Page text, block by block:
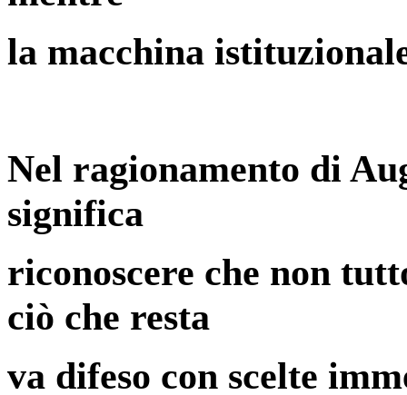
la macchina
Nel ragionamento di
significa
riconoscere che non
ciò che resta
va difeso con scelte